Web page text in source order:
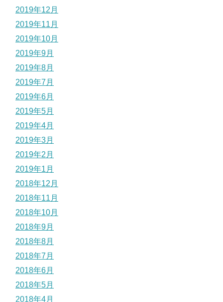
2019年12月
2019年11月
2019年10月
2019年9月
2019年8月
2019年7月
2019年6月
2019年5月
2019年4月
2019年3月
2019年2月
2019年1月
2018年12月
2018年11月
2018年10月
2018年9月
2018年8月
2018年7月
2018年6月
2018年5月
2018年4月